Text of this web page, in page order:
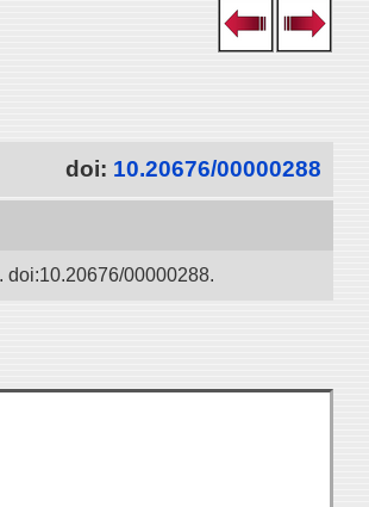
doi: 10.20676/00000288
doi:10.20676/00000288.